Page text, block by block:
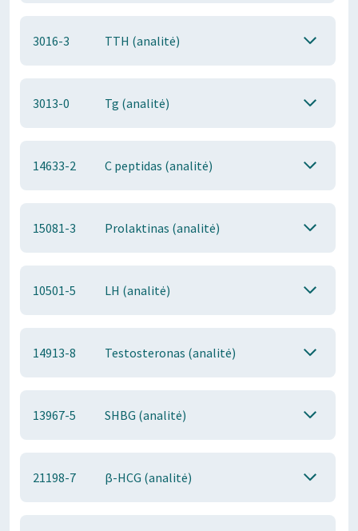
3016-3 TTH (analitė)
3013-0 Tg (analitė)
14633-2 C peptidas (analitė)
15081-3 Prolaktinas (analitė)
10501-5 LH (analitė)
14913-8 Testosteronas (analitė)
13967-5 SHBG (analitė)
21198-7 β-HCG (analitė)